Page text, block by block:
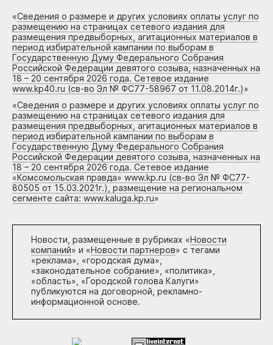
«Сведения о размере и других условиях оплаты услуг по
размещению на страницах сетевого издания для
размещения предвыборных, агитационных материалов в
период избирательной кампании по выборам в
Государственную Думу Федерального Собрания
Российской Федерации девятого созыва, назначенных на
18 – 20 сентября 2026 года. Сетевое издание
www.kp40.ru (св-во Эл № ФС77-58967 от 11.08.2014г.)»
«Сведения о размере и других условиях оплаты услуг по
размещению на страницах сетевого издания для
размещения предвыборных, агитационных материалов в
период избирательной кампании по выборам в
Государственную Думу Федерального Собрания
Российской Федерации девятого созыва, назначенных на
18 – 20 сентября 2026 года. Сетевое издание
«Комсомольская правда» www.kp.ru (св-во Эл № ФС77-
80505 от 15.03.2021г.), размещение на региональном
сегменте сайта: www.kaluga.kp.ru»
Новости, размещенные в рубриках «Новости
компаний» и «Новости партнеров» с тегами
«реклама», «городская дума»,
«законодательное собрание», «политика»,
«область», «Городской голова Калуги»
публикуются на договорной, рекламно-
информационной основе.